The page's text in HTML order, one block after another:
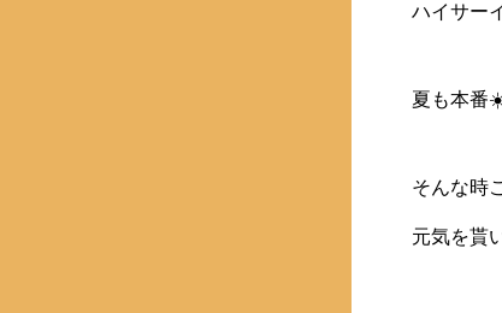
ハイサー
夏も本番
そんな時
元気を貰